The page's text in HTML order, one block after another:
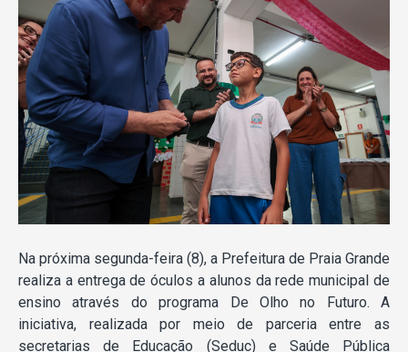
Na próxima segunda-feira (8), a Prefeitura de Praia Grande
realiza a entrega de óculos a alunos da rede municipal de
ensino através do programa De Olho no Futuro. A
iniciativa, realizada por meio de parceria entre as
secretarias de Educação (Seduc) e Saúde Pública